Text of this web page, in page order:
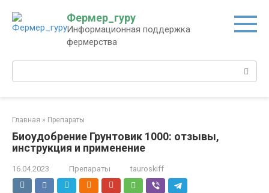
контенту
Фермер_гуру
Информационная поддержка
фермерства
Поиск:
Главная » Препараты
Биоудобрение Грунтовик 1000: отзывы,
инструкция и применение
16.04.2023 Препараты tauroskiff